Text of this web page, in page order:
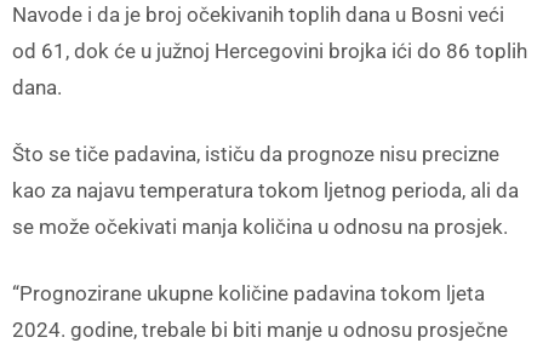
Navode i da je broj očekivanih toplih dana u Bosni veći
od 61, dok će u južnoj Hercegovini brojka ići do 86 toplih
dana.
Što se tiče padavina, ističu da prognoze nisu precizne
kao za najavu temperatura tokom ljetnog perioda, ali da
se može očekivati manja količina u odnosu na prosjek.
“Prognozirane ukupne količine padavina tokom ljeta
2024. godine, trebale bi biti manje u odnosu prosječne